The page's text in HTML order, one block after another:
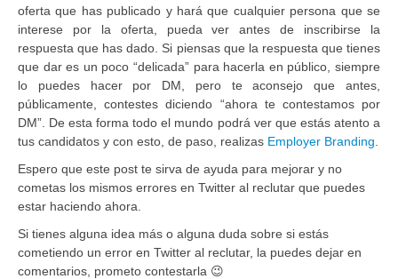
oferta que has publicado y hará que cualquier persona que se
interese por la oferta, pueda ver antes de inscribirse la
respuesta que has dado. Si piensas que la respuesta que tienes
que dar es un poco “delicada” para hacerla en público, siempre
lo puedes hacer por DM, pero te aconsejo que antes,
públicamente, contestes diciendo “ahora te contestamos por
DM”. De esta forma todo el mundo podrá ver que estás atento a
tus candidatos y con esto, de paso, realizas Employer Branding
Espero que este post te sirva de ayuda para mejorar y no
cometas los mismos errores en Twitter al reclutar que puedes
estar haciendo ahora.
Si tienes alguna idea más o alguna duda sobre si estás
cometiendo un error en Twitter al reclutar, la puedes dejar en
comentarios, prometo contestarla 😉